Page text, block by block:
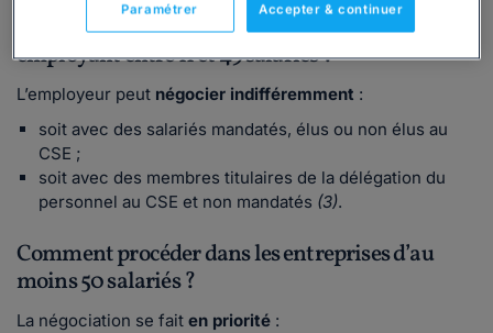
Comment négocier dans les entreprises
employant entre 11 et 49 salariés ?
L’employeur peut négocier indifféremment :
soit avec des salariés mandatés, élus ou non élus au
CSE ;
soit avec des membres titulaires de la délégation du
personnel au CSE et non mandatés (3).
Comment procéder dans les entreprises d’au
moins 50 salariés ?
La négociation se fait en priorité :
Accepter & continuer
Paramétrer